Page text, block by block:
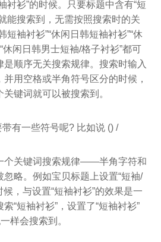
衬衫”的时候。只要标题中含有“短
能搜索到，无需按照搜索时的关
短袖衬衫”“休闲日韩短袖衬衫”“休
休闲日韩男士短袖/格子衬衫”都可
是顺序无关搜索规律。搜索时输入
用空格或半角符号区分的时候，
键词就可以被搜索到。
有一些符号呢? 比如说 () /
个关键词搜索规律——半角字符和
略。例如宝贝标题上设置“短袖/
候，与设置“短袖衬衫”的效果是一
“短袖衬衫”，设置了“短袖衬衫”
样会搜索到。